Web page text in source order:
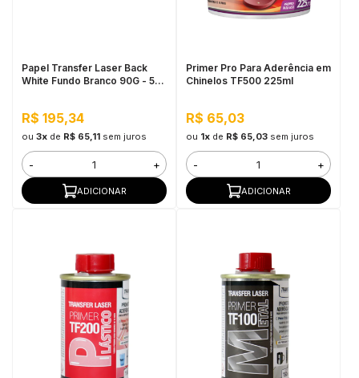
Papel Transfer Laser Back
White Fundo Branco 90G - 50
R$ 195,34
ou 3xde R$ 65,11 sem juros
- +
ADICIONAR
Primer Pro Para Aderência em
Chinelos TF500 225ml
R$ 65,03
ou 1xde R$ 65,03 sem juros
- +
ADICIONAR